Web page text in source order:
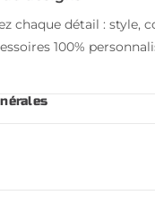
chaque détail : style,
100%